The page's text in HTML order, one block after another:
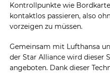
Kontrollpunkte wie
kontaktlos passieren, also
vorzeigen zu müssen.
Gemeinsam mit Lufthansa
der Star Alliance wird dieser
angeboten. Dank dieser